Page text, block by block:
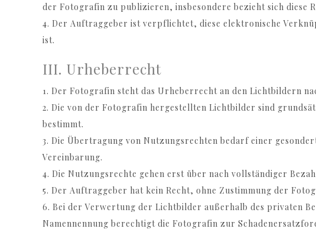
der Fotografin zu publizieren, insbesondere bezieht sich diese
4. Der Auftraggeber ist verpflichtet, diese elektronische
ist.
III. Urheberrecht
1. Der Fotografin steht das Urheberrecht an den Lichtbildern
2. Die von der Fotografin hergestellten Lichtbilder sind
bestimmt.
3. Die Übertragung von Nutzungsrechten bedarf einer
Vereinbarung.
4. Die Nutzungsrechte gehen erst über nach vollständiger
5. Der Auftraggeber hat kein Recht, ohne Zustimmung der
6. Bei der Verwertung der Lichtbilder außerhalb des privaten
Namennennung berechtigt die Fotografin zur